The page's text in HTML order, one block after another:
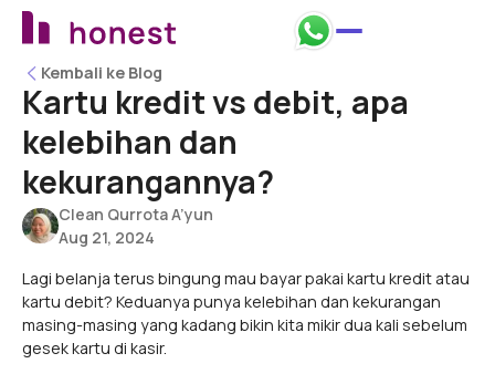
Kembali ke Blog
Kembali ke Blog
Kartu kredit vs debit, apa
kelebihan dan
kekurangannya?
Clean Qurrota A’yun
Aug 21, 2024
Lagi belanja terus bingung mau bayar pakai kartu kredit atau
kartu debit? Keduanya punya kelebihan dan kekurangan
masing-masing yang kadang bikin kita mikir dua kali sebelum
gesek kartu di kasir.